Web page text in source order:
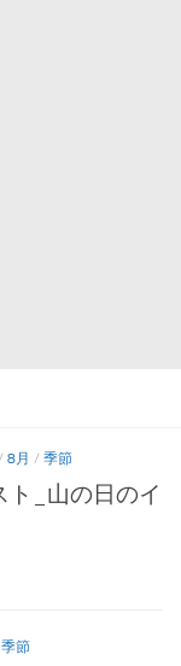
8月 / 季節
ト_山の日のイ
季節